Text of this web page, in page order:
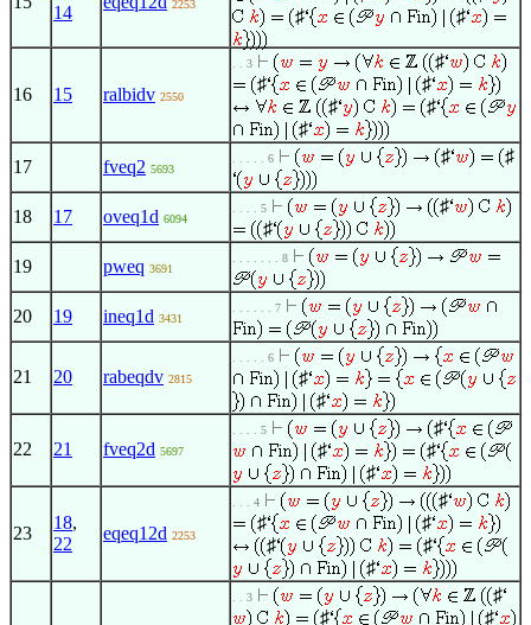
14
2253
♯
♯
16 15 ralbidv 2550
. . 3
♯
♯
♯
♯
♯
♯
17
fveq2 5693
. . . . . 6 ♯ ♯
18 17 oveq1d 6094
. . . . 5
♯
♯
19
pweq 3691
. . . . . . . 8
20 19 ineq1d 3431
. . . . . . 7
21 20 rabeqdv 2815
. . . . . 6
♯
♯
22 21 fveq2d 5697
. . . . 5
♯
♯
♯
♯
23
18,
22
eqeq12d 2253
. . . 4
♯
♯
♯
♯
♯
♯
. . 3
♯
♯
♯